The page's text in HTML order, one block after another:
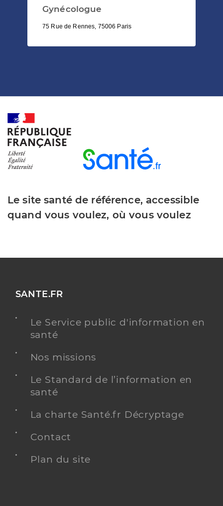
Gynécologue
75 Rue de Rennes, 75006 Paris
Le site santé de référence, accessible
quand vous voulez, où vous voulez
SANTE.FR
Le Service public d'information en
santé
Nos missions
Le Standard de l’information en
santé
La charte Santé.fr Décryptage
Contact
Plan du site